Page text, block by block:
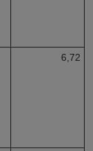
6,72